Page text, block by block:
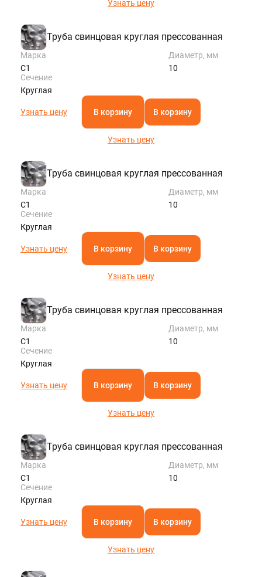
Узнать цену
Труба свинцовая круглая прессованная
Марка
С1
Диаметр, мм
10
Сечение
Круглая
Узнать цену В корзину В корзину
Узнать цену
Труба свинцовая круглая прессованная
Марка
С1
Диаметр, мм
10
Сечение
Круглая
Узнать цену В корзину В корзину
Узнать цену
Труба свинцовая круглая прессованная
Марка
С1
Диаметр, мм
10
Сечение
Круглая
Узнать цену В корзину В корзину
Узнать цену
Труба свинцовая круглая прессованная
Марка
С1
Диаметр, мм
10
Сечение
Круглая
Узнать цену В корзину В корзину
Узнать цену